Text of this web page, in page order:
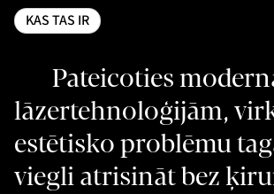
KAS TAS IR
Pateicoties
lāzertehnoloģijām,
estētisko problēmu
viegli atrisināt bez